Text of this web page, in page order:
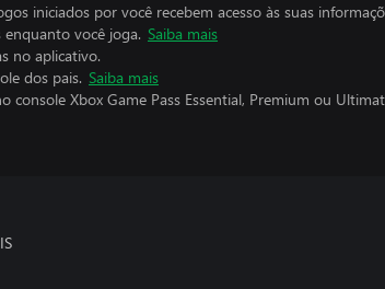
iniciados por você recebem acesso às suas
enquanto você joga. Saiba mais
no aplicativo.
dos pais. Saiba mais
console Xbox Game Pass Essential, Premium ou